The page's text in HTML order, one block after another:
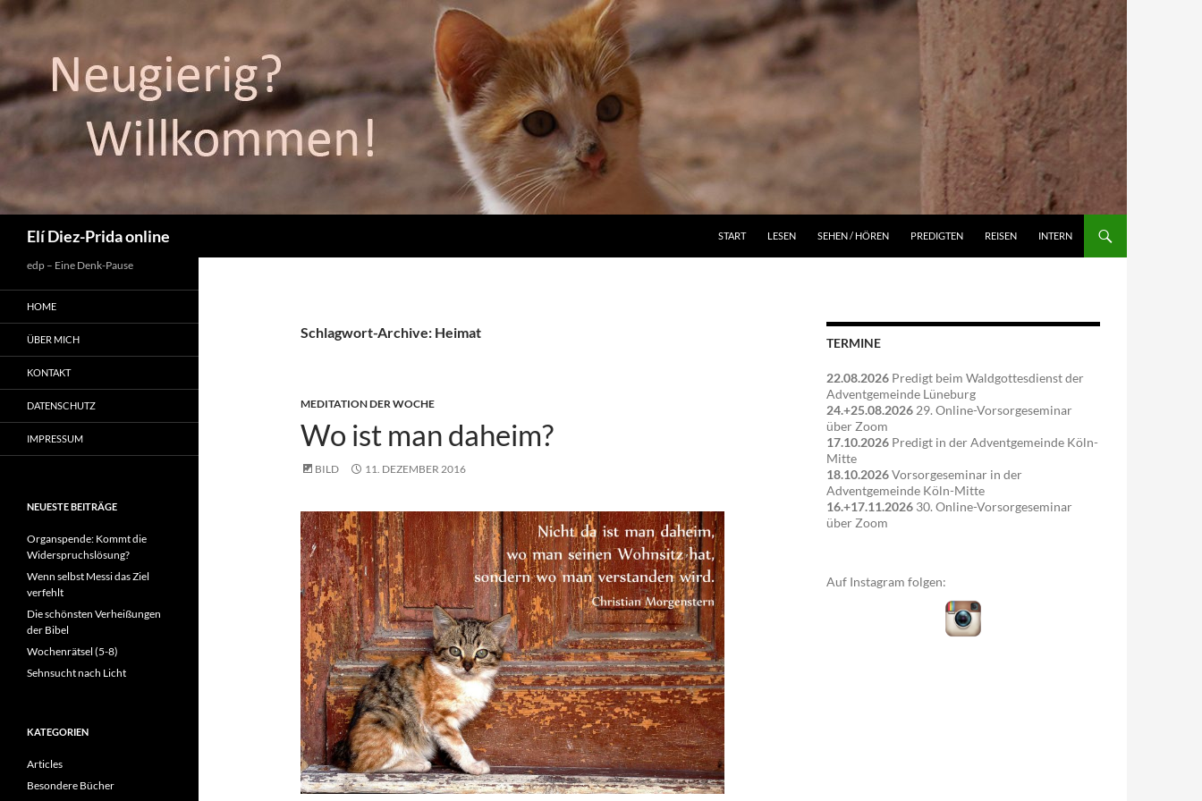
Elí Diez-Prida online
START
LESEN SEHEN / HÖREN PREDIGTEN REISEN INTERN
Schlagwort-Archive: Heimat
MEDITATION DER WOCHE
Wo ist man daheim?
BILD 11. DEZEMBER 2016
TERMINE
22.08.2026 Predigt beim Waldgottesdienst der
Adventgemeinde Lüneburg
24.+25.08.2026 29. Online-Vorsorgeseminar
über Zoom
17.10.2026 Predigt in der Adventgemeinde Köln-
Mitte
18.10.2026Vorsorgeseminar in der
Adventgemeinde Köln-Mitte
16.+17.11.2026 30. Online-Vorsorgeseminar
über Zoom
Auf Instagram folgen:
edp – Eine Denk-Pause
HOME
ÜBER MICH
KONTAKT
DATENSCHUTZ
IMPRESSUM
NEUESTE BEITRÄGE
Organspende: Kommt die
Widerspruchslösung?
Wenn selbst Messi das Ziel
verfehlt
Die schönsten Verheißungen
der Bibel
Wochenrätsel (5-8)
Sehnsucht nach Licht
KATEGORIEN
Articles
Besondere Bücher